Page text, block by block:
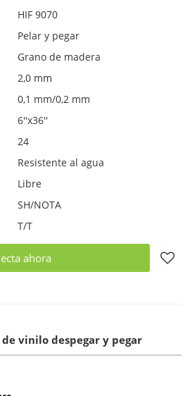
HIF 9070
Pelar y pegar
Grano de madera
2,0 mm
0,1 mm/0,2 mm
6''x36''
24
Resistente al agua
Libre
SH/NOTA
T/T
ahora
vinilo despegar y pegar